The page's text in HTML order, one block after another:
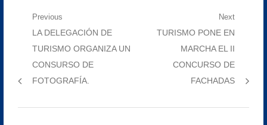
Navegación
entradas
Previous
Previous
post:
LA DELEGACIÓN DE
TURISMO ORGANIZA UN
CONSURSO DE
FOTOGRAFÍA.
Next
Next
TURISMO PONE EN
MARCHA EL II
CONCURSO DE
FACHADAS